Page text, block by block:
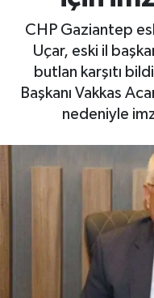
CHP Gaziantep
Uçar, eski il
butlan karşıtı
Başkanı Vakkas
nedeniyle
Gündem
Haberler
Kültür Sanat
Magazin
Piyasa
Resmi İlanlar
Son Dakika
Haber Arşivi